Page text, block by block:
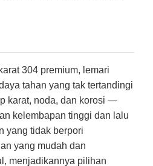
304 premium, lemari
tahan yang tak tertandingi
karat, noda, dan korosi —
kelembapan tinggi dan lalu
yang tidak berpori
yang mudah dan
menjadikannya pilihan